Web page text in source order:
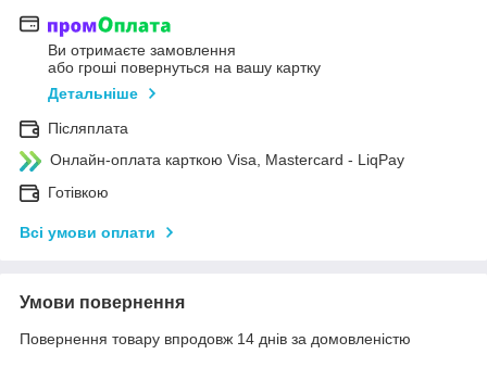
Ви отримаєте замовлення
або гроші повернуться на вашу картку
Детальніше
Післяплата
Онлайн-оплата карткою Visa, Mastercard - LiqPay
Готівкою
Всі умови оплати
Умови повернення
Повернення товару впродовж 14 днів за домовленістю